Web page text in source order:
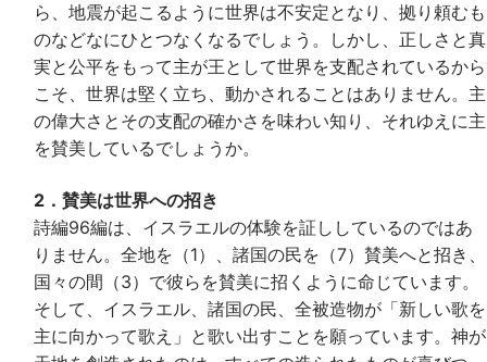
ら、地震が起こるように世界は不安定となり、拠り頼むも
のなどなにひとつなくなるでしょう。しかし、正しさと真
実と公平をもって主が王として世界を支配されているから
こそ、世界は堅く立ち、動かされることはありません。主
の偉大さとその支配の確かさを味わい知り、それゆえに主
を賛美しているでしょうか。
2．賛美は世界への招き
詩編96編は、イスラエルの体験を証ししているのではあ
りません。全地を（1）、諸国の民を（7）賛美へと招き、
国々の間（3）で彼らを賛美に招くように命じています。
そして、イスラエル、諸国の民、全被造物が「新しい歌を
主に向かって歌え」と歌い出すことを願っています。神が